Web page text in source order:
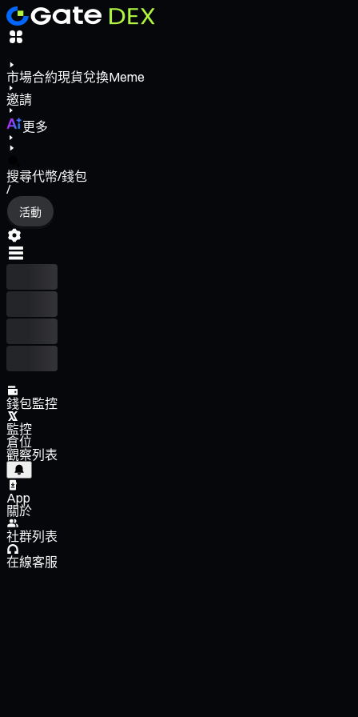
市場合約現貨兌換Meme
邀請
更多
搜尋代幣/錢包
/
活動
錢包監控
監控
倉位
觀察列表
App
關於
社群列表
在線客服